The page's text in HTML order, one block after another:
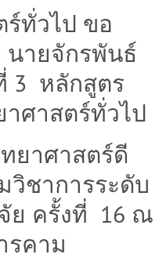
ทั่วไป ขอ
ายจักรพันธ์
3 หลักสูตร
ศาสตร์ทั่วไป
ยาศาสตร์ดี
วิชาการระดับ
ย ครั้งที่ 16 ณ
รคาม